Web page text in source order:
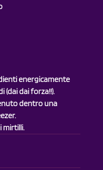
energicamente
(dai dai forza!!).
dentro una
mirtilli.